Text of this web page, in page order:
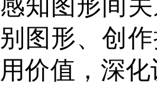
感知图形间
别图形、创
用价值，深